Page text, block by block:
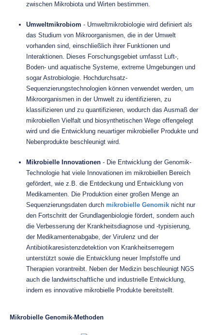
zwischen Mikrobiota und Wirten bestimmen.
Umweltmikrobiom - Umweltmikrobiologie wird definiert als
das Studium von Mikroorganismen, die in der Umwelt
vorhanden sind, einschließlich ihrer Funktionen und
Interaktionen. Dieses Forschungsgebiet umfasst Luft-,
Boden- und aquatische Systeme, extreme Umgebungen und
sogar Astrobiologie. Hochdurchsatz-
Sequenzierungstechnologien können verwendet werden, um
Mikroorganismen in der Umwelt zu identifizieren, zu
klassifizieren und zu quantifizieren, wodurch das Ausmaß der
mikrobiellen Vielfalt und biosynthetischen Wege offengelegt
wird und die Entwicklung neuartiger mikrobieller Produkte und
Nebenprodukte beschleunigt wird.
Mikrobielle Innovationen - Die Entwicklung der Genomik-
Technologie hat viele Innovationen im mikrobiellen Bereich
gefördert, wie z.B. die Entdeckung und Entwicklung von
Medikamenten. Die Produktion einer großen Menge an
Sequenzierungsdaten durch mikrobielle Genomik nicht nur
den Fortschritt der Grundlagenbiologie fördert, sondern auch
die Verbesserung der Krankheitsdiagnose und -typisierung,
der Medikamentenabgabe, der Virulenz und der
Antibiotikaresistenzdetektion von Krankheitserregern
unterstützt sowie die Entwicklung neuer Impfstoffe und
Therapien vorantreibt. Neben der Medizin beschleunigt NGS
auch die landwirtschaftliche und industrielle Entwicklung,
indem es innovative mikrobielle Produkte bereitstellt.
Mikrobielle Genomik-Methoden